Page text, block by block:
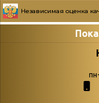
Независимая оценка
podvedenie-itogov-